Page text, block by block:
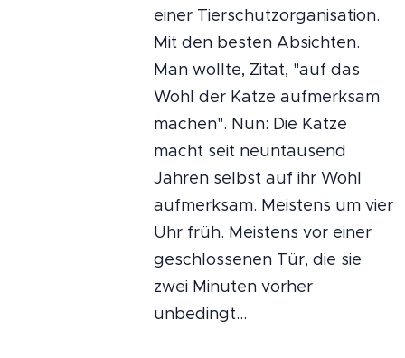
einer Tierschutzorganisation.
Mit den besten Absichten.
Man wollte, Zitat, "auf das
Wohl der Katze aufmerksam
machen". Nun: Die Katze
macht seit neuntausend
Jahren selbst auf ihr Wohl
aufmerksam. Meistens um vier
Uhr früh. Meistens vor einer
geschlossenen Tür, die sie
zwei Minuten vorher
unbedingt...